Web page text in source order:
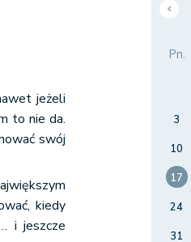
jeżeli
to nie da.
swój
kiedy
i jeszcze
Pn.
3
10
17
24
31